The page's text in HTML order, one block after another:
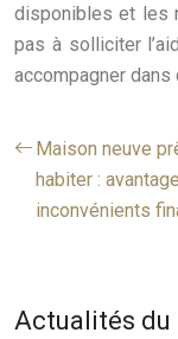
disponibles et les
pas à solliciter
accompagner dans
Maison neuve
habiter :
inconvénients
Actualités du